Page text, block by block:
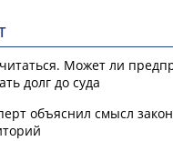
Может ли
долг до суда
объяснил смысл